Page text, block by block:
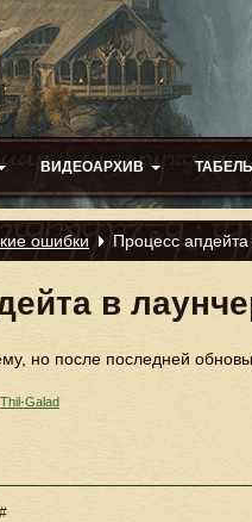
ВИДЕОАРХИВ
ошибки Процесс
в
но после последней
Thil-Galad
#